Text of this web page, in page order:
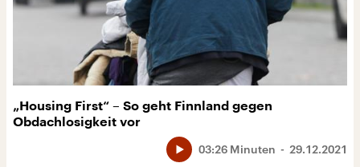
„Housing First“ – So geht Finnland gegen
Obdachlosigkeit vor
29.12.2021
03:26 Minuten